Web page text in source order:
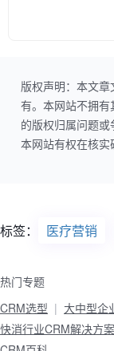
版权声明：本文
有。本网站不拥有
的版权归属问题或
本网站有权在核实
标签： 医疗营销
热门专题
CRM选型
大中型企
快消行业CRM解决方案